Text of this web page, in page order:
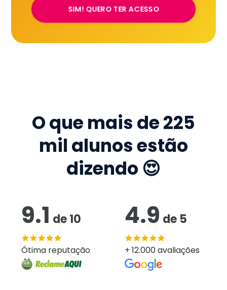
SIM! QUERO TER ACESSO
O que mais de225
mil alunos estão
dizendo 😍
9.1 de10
Ótima reputação
4.9 de 5
+ 12.000 avaliações